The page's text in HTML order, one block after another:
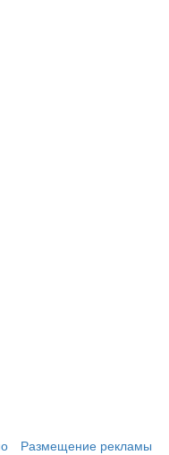
Размещение рекламы